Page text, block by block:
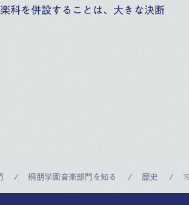
科を併設することは、大きな決断
桐朋学園音楽部門を知る 歴史